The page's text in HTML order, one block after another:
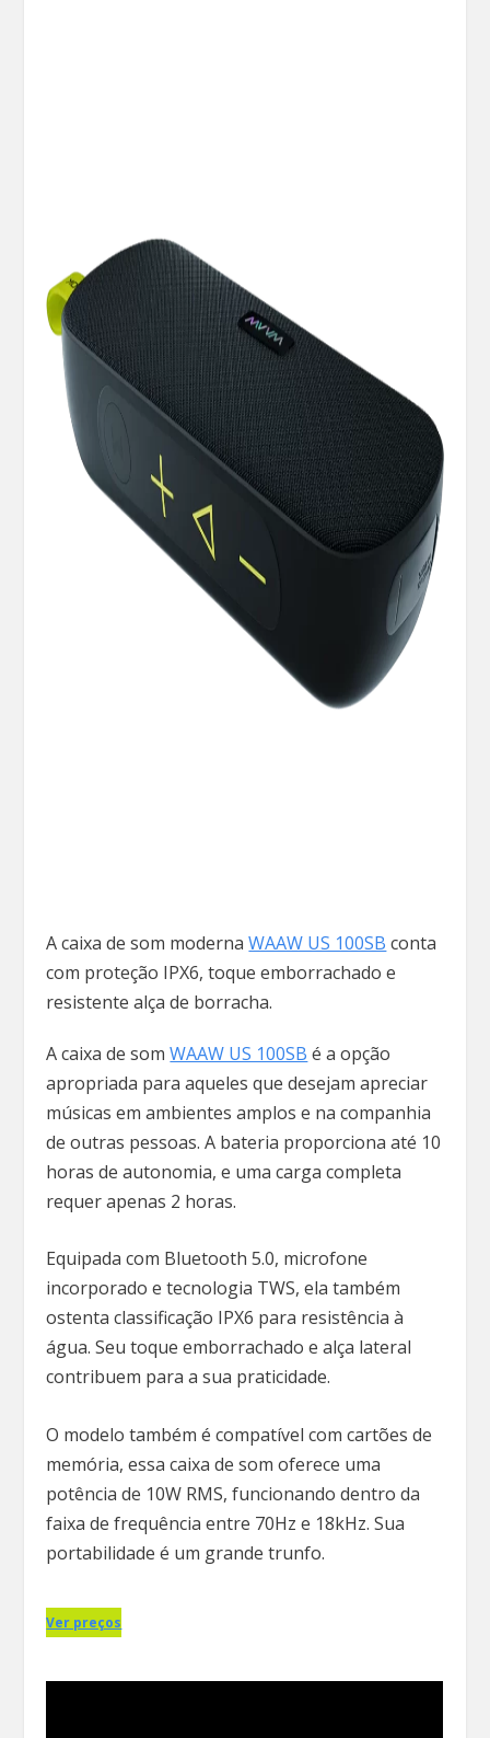
A caixa de som modernaWAAW US 100SB conta
com proteção IPX6, toque emborrachado e
resistente alça de borracha.
A caixa de somWAAW US 100SB é a opção
apropriada para aqueles que desejam apreciar
músicas em ambientes amplos e na companhia
de outras pessoas. A bateria proporciona até 10
horas de autonomia, e uma carga completa
requer apenas 2 horas.
Equipada com Bluetooth 5.0, microfone
incorporado e tecnologia TWS, ela também
ostenta classificação IPX6 para resistência à
água. Seu toque emborrachado e alça lateral
contribuem para a sua praticidade.
O modelo também é compatível com cartões de
memória, essa caixa de som oferece uma
potência de 10W RMS, funcionando dentro da
faixa de frequência entre 70Hz e 18kHz. Sua
portabilidade é um grande trunfo.
Ver preços